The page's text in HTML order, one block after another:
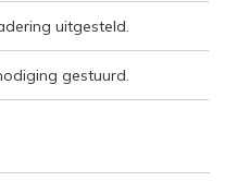
uitgesteld.
gestuurd.